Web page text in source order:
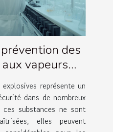
des
vapeurs
représente un
dans de nombreux
substances ne sont
elles peuvent